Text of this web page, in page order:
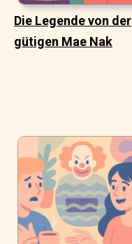
Die Legende von der
gütigen Mae Nak